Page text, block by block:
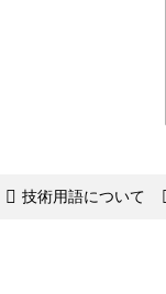
技術用語について